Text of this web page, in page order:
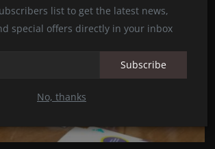
list to get the latest news,
special offers directly in your inbox
Subscribe
No, thanks